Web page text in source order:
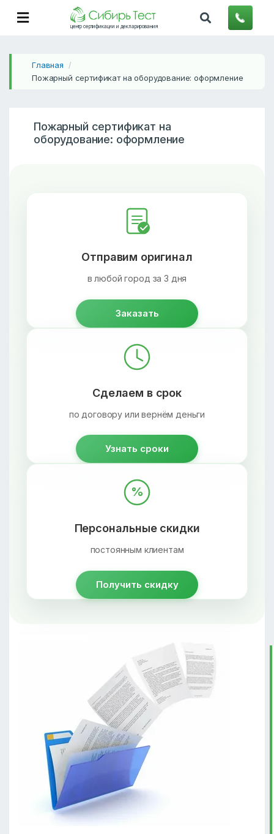
центр сертификации и декларирования
Главная /
Пожарный сертификат на оборудование: оформление
Пожарный сертификат на
оборудование: оформление
Отправим оригинал
в любой город за 3 дня
Заказать
Сделаем в срок
по договору или вернём деньги
Узнать сроки
%
Персональные скидки
постоянным клиентам
Получить скидку